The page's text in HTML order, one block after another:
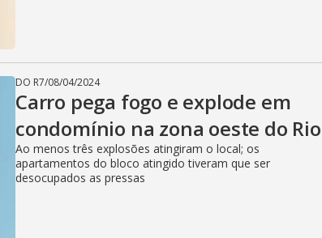
DO R7/08/04/2024
Carro pega fogo e explode em
condomínio na zona oeste do Rio
Ao menos três explosões atingiram o local; os
apartamentos do bloco atingido tiveram que ser
desocupados as pressas